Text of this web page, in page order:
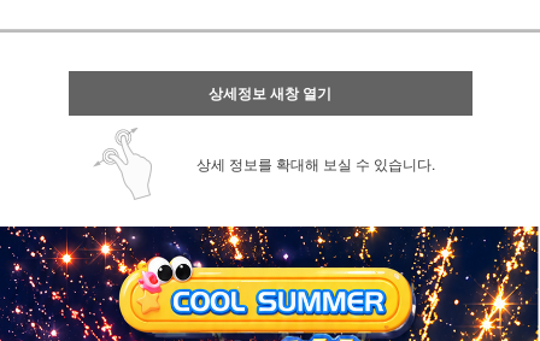
상세정보 새창 열기
상세 정보를 확대해 보실 수 있습니다.